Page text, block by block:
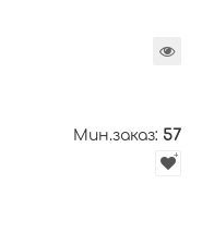
Мин.заказ: 57